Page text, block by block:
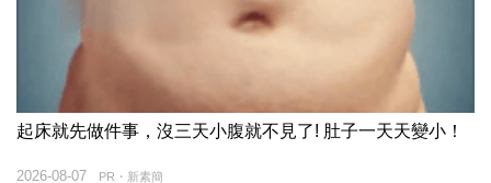
起床就先做件事，沒三天小腹就不見了! 肚子一天天變小！
PR・新素簡
2026-08-07